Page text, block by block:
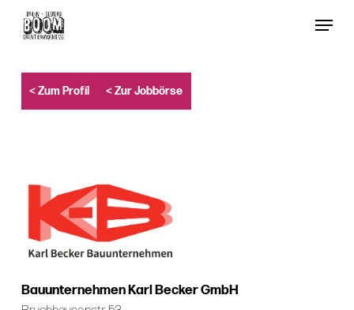
content
Menu
< Zum Profil < Zur Jobbörse
Bauunternehmen Karl Becker GmbH